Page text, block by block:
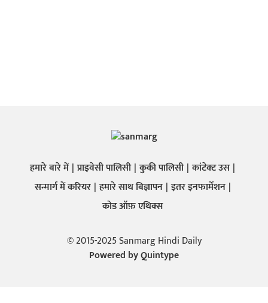
हमारे बारे में प्राइवेसी पालिसी कुकी पालिसी कांटेक्ट उस
सन्मार्ग में करियर हमारे साथ बिज्ञापन इतर इनफार्मेशन
कोड ऑफ़ एथिक्स
© 2015-2025 Sanmarg Hindi Daily
Powered byQuintype